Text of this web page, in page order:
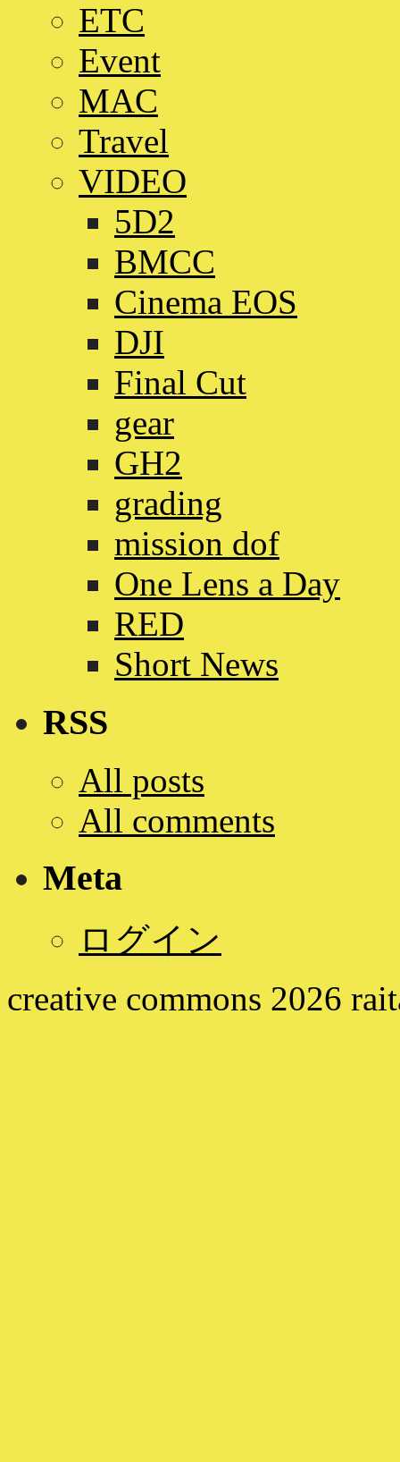
ETC
Event
MAC
Travel
VIDEO
5D2
BMCC
Cinema EOS
DJI
Final Cut
gear
GH2
grading
mission dof
One Lens a Day
RED
Short News
RSS
All posts
All comments
Meta
ログイン
creative commons 2026